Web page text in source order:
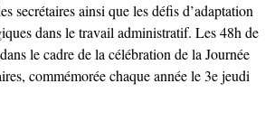
secrétaires ainsi que les défis d’adaptation
dans le travail administratif. Les 48h de
le cadre de la célébration de la Journée
commémorée chaque année le 3e jeudi